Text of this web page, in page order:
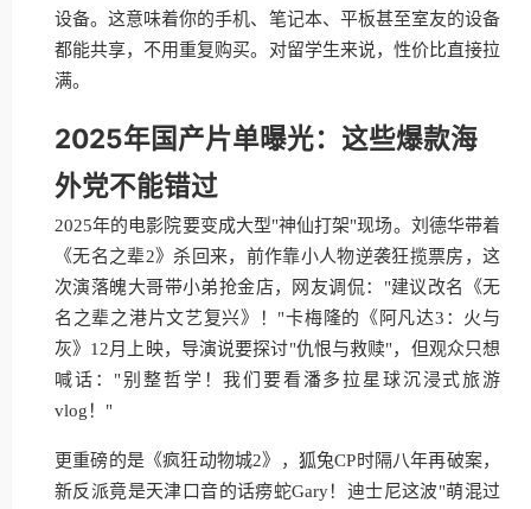
设备。这意味着你的手机、笔记本、平板甚至室友的设备
都能共享，不用重复购买。对留学生来说，性价比直接拉
满。
2025年国产片单曝光：这些爆款海
外党不能错过
2025年的电影院要变成大型"神仙打架"现场。刘德华带着
《无名之辈2》杀回来，前作靠小人物逆袭狂揽票房，这
次演落魄大哥带小弟抢金店，网友调侃："建议改名《无
名之辈之港片文艺复兴》！"卡梅隆的《阿凡达3：火与
灰》12月上映，导演说要探讨"仇恨与救赎"，但观众只想
喊话："别整哲学！我们要看潘多拉星球沉浸式旅游
vlog！"
更重磅的是《疯狂动物城2》，狐兔CP时隔八年再破案，
新反派竟是天津口音的话痨蛇Gary！迪士尼这波"萌混过